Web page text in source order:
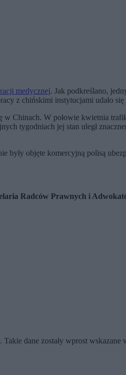
medycznej. Jak podkreślano,
z chińskimi instytucjami udało
Chinach. W połowie kwietnia
tygodniach jej stan uległ
były objęte komercyjną polisą
Radców Prawnych i
dane zostały wprost